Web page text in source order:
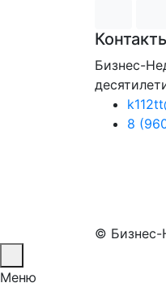
Бизнес-
8
© Бизнес-
Меню